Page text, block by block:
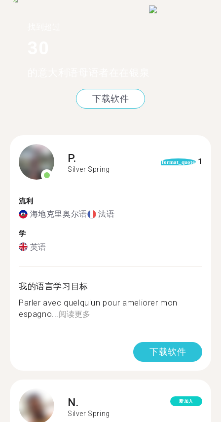
下载软件
P.
Silver Spring
format_quote 1
流利
海地克里奥尔语 法语
学
英语
我的语言学习目标
Parler avec quelqu'un pour ameliorer mon
espagno... 阅读更多
下载软件
N.
Silver Spring
新加入